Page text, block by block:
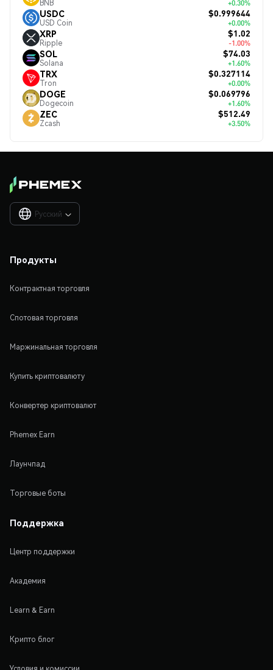
BNB +0.30%
USDC
USD Coin
$0.999644
+0.00%
XRP
Ripple
$1.02
-1.00%
SOL
Solana
$74.03
+1.60%
TRX
Tron
$0.327114
+0.00%
DOGE
Dogecoin
$0.069796
+1.60%
ZEC
Zcash
$512.49
+3.50%
Русский 
Продукты
Контрактная торговля
Спотовая торговля
Маржинальная торговля
Купить криптовалюту
Конвертер криптовалют
Phemex Earn
Лаунчпад
Торговые боты
Поддержка
Центр поддержки
Академия
Learn & Earn
Крипто блог